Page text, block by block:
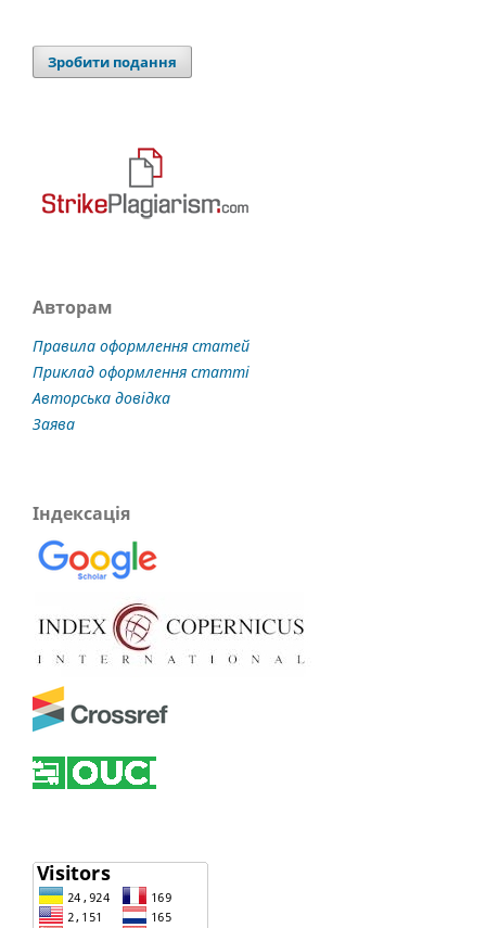
Зробити подання
Авторам
Правила оформлення статей
Приклад оформлення статті
Авторська довідка
Заява
Індексація